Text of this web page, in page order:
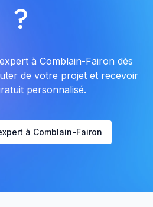
?
à Comblain-Fairon dès
de votre projet et recevoir
personnalisé.
à Comblain-Fairon